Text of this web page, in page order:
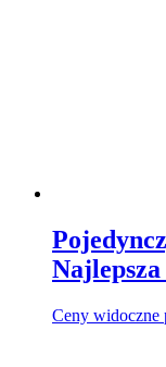
Ceny widoczne